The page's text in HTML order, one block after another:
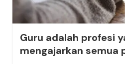
Guru adalah profesi
mengajarkan semua